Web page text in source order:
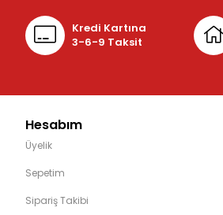
Kredi Kartına
3-6-9 Taksit
Hesabım
Üyelik
Sepetim
Sipariş Takibi